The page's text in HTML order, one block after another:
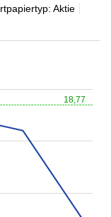
Aktie
18,77